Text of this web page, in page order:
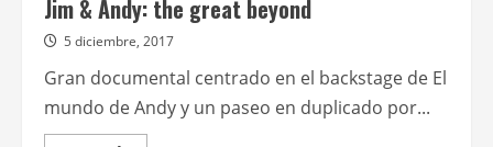
Jim & Andy: the great beyond
5 diciembre, 2017
Gran documental centrado en el backstage de El
mundo de Andy y un paseo en duplicado por...